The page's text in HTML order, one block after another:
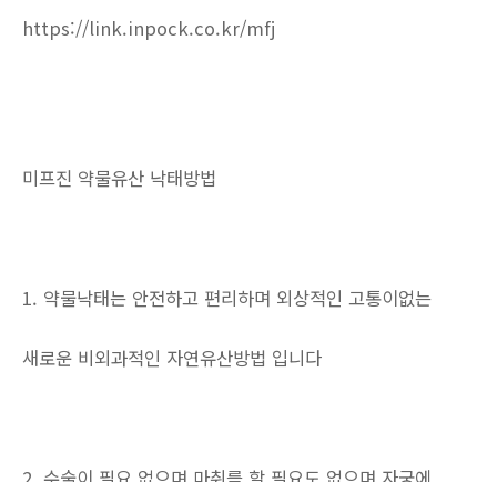
https://link.inpock.co.kr/mfj
미프진 약물유산 낙태방법
1. 약물낙태는 안전하고 편리하며 외상적인 고통이없는
새로운 비외과적인 자연유산방법 입니다